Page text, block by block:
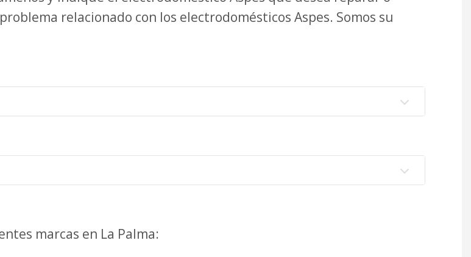
relacionado con los electrodomésticos Aspes. Somos su
marcas en La Palma: